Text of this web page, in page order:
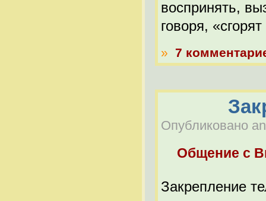
воспринять,
говоря,
» 7
Опубликовано
Общение с
Закрепление